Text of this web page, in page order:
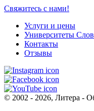
Свяжитесь с нами!
Услуги и цены
Университеты
Контакты
Отзывы
© 2002 - 2026, Литера -